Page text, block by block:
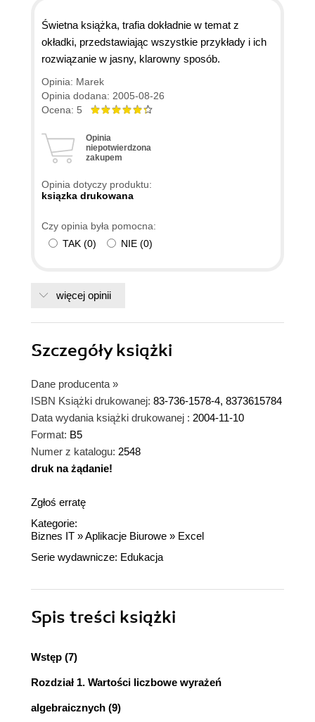
Świetna książka, trafia dokładnie w temat z
okładki, przedstawiając wszystkie przykłady i ich
rozwiązanie w jasny, klarowny sposób.
Opinia: Marek
Opinia dodana: 2005-08-26
Ocena: 5
Opinia
niepotwierdzona
zakupem
Opinia dotyczy produktu:
ksiązka drukowana
Czy opinia była pomocna:
TAK (0) NIE (0)
więcej opinii
Szczegółyksiążki
Dane producenta »
ISBN Książki drukowanej: 83-736-1578-4, 8373615784
Data wydania książki drukowanej : 2004-11-10
Format: B5
Numer z katalogu: 2548
druk na żądanie!
Zgłoś erratę
Kategorie:
Biznes IT »Aplikacje Biurowe » Excel
Serie wydawnicze: Edukacja
Spis treści książki
Wstęp (7)
Rozdział 1. Wartości liczbowe wyrażeń
algebraicznych (9)